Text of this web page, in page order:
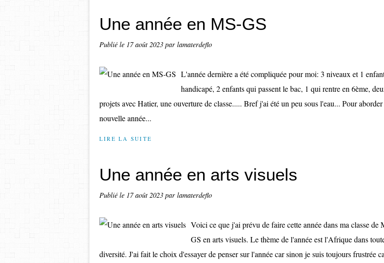
Une année en MS-GS
Publié le 17 août 2023 par lamaterdeflo
L'année dernière a été compliquée pour moi: 3 niveaux et 1
handicapé, 2 enfants qui passent le bac, 1 qui rentre en 6ème,
projets avec Hatier, une ouverture de classe..... Bref j'ai été un peu sous l'eau... Pour aborder
nouvelle année...
LIRE LA SUITE
Une année en arts visuels
Publié le 17 août 2023 par lamaterdeflo
Voici ce que j'ai prévu de faire cette année dans ma classe de
GS en arts visuels. Le thème de l'année est l'Afrique dans
diversité. J'ai fait le choix d'essayer de penser sur l'année car sinon je suis toujours frustrée